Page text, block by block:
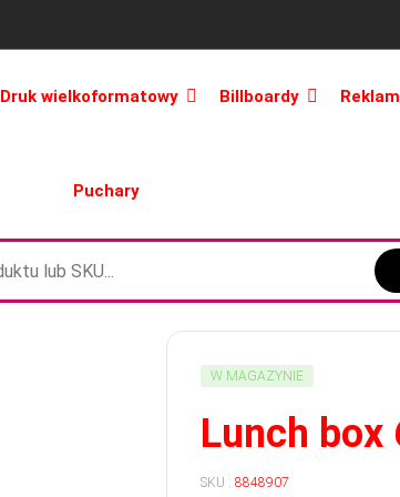
Druk wielkoformatowy Billboardy
Puchary
W MAGAZYNIE
Lunch box
SKU : 8848907